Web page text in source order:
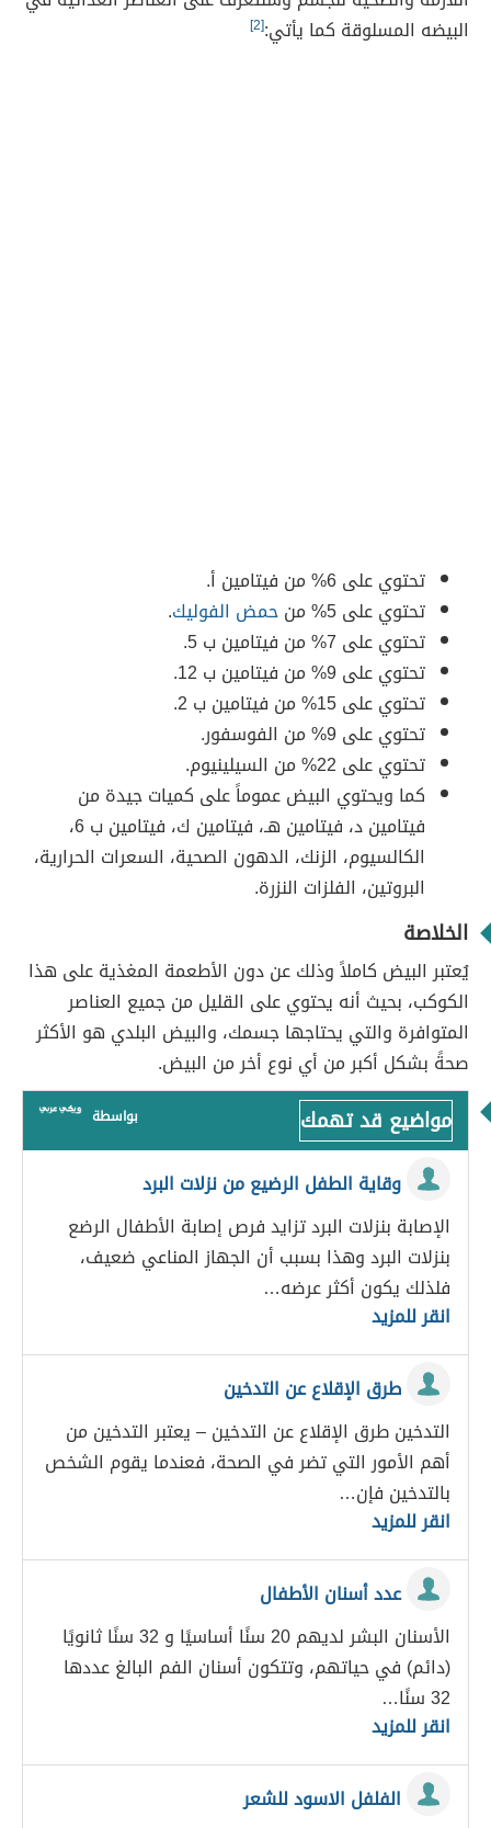
البيضه المسلوقة كما يأتي:[2]
تحتوي على 6% من فيتامين أ.
تحتوي على 5% من
حمض الفوليك.
تحتوي على 7% من فيتامين ب 5.
تحتوي على 9% من فيتامين ب 12.
تحتوي على 15% من فيتامين ب 2.
تحتوي على 9% من
الفوسفور.
تحتوي على 22% من
السيلينيوم.
كما ويحتوي البيض عموماً على كميات جيدة من
فيتامين د، فيتامين هـ، فيتامين ك، فيتامين ب 6،
الكالسيوم، الزنك، الدهون الصحية، السعرات الحرارية،
البروتين، الفلزات النزرة.
الخلاصة
يُعتبر البيض كاملاً وذلك عن دون الأطعمة المغذية على هذا
الكوكب، بحيث أنه يحتوي على القليل من جميع العناصر
المتوافرة والتي يحتاجها جسمك، والبيض البلدي هو الأكثر
صحةً بشكل أكبر من أي نوع أخر من البيض.
مواضيع قد تهمك بواسطة
وقاية الطفل الرضيع من نزلات البرد
الإصابة بنزلات البرد تزايد فرص إصابة الأطفال الرضع
بنزلات البرد وهذا بسبب أن الجهاز المناعي ضعيف،
فلذلك يكون أكثر عرضه…
انقر للمزيد
طرق الإقلاع عن التدخين
التدخين طرق الإقلاع عن التدخين – يعتبر التدخين من
أهم الأمور التي تضر في الصحة، فعندما يقوم الشخص
بالتدخين فإن…
انقر للمزيد
عدد أسنان الأطفال
الأسنان البشر لديهم 20 سنًا أساسيًا و 32 سنًا ثانويًا
(دائم) في حياتهم، وتتكون أسنان الفم البالغ عددها
32 سنًا…
انقر للمزيد
الفلفل الاسود للشعر